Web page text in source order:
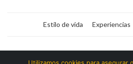
Estilo de vida Experiencias